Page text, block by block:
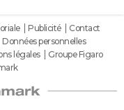
Publicité
Contact
Données personnelles
légales
Groupe Figaro